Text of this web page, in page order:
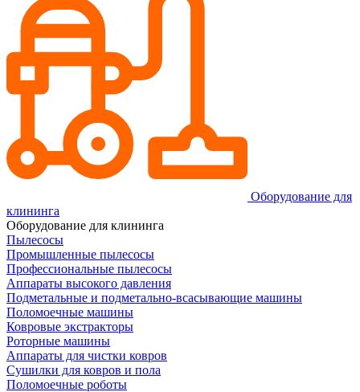
Оборудование для
клининга
Оборудование для клининга
Пылесосы
Промышленные пылесосы
Профессиональные пылесосы
Аппараты высокого давления
Подметальные и подметально-всасывающие машины
Поломоечные машины
Ковровые экстракторы
Роторные машины
Аппараты для чистки ковров
Сушилки для ковров и пола
Поломоечные роботы